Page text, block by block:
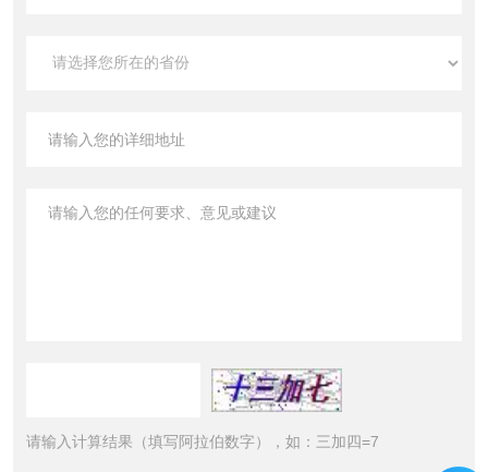
请输入计算结果（填写阿拉伯数字），如：三加四=7